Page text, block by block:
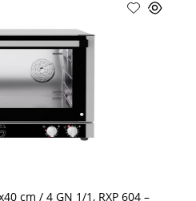
cm / 4 GN 1/1, RXP 604 –